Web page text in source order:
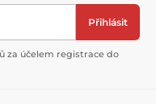
Přihlásit
za účelem registrace do